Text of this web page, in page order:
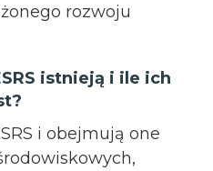
rozwoju
istnieją i ile ich
i obejmują one